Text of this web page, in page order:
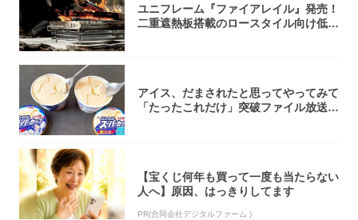
ユニフレーム『ファイアレイル』発売！
二重遮熱板搭載のロースタイル向け低型
アイス、だまされたと思ってやってみて
「たったこれだけ」突破ファイル放送で
【宝くじ何年も買って一度も当たらない
人へ】原因、はっきりしてます
PR(合同会社デジタルファーム )